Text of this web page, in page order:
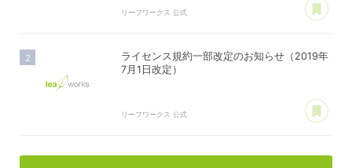
リーフワークス 公式
ライセンス規約一部改定のお知らせ（2019年
7月1日改定）
リーフワークス 公式